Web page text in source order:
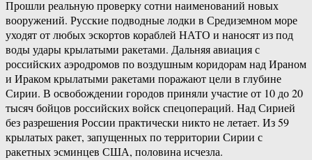
Прошли реальную проверку сотни наименований новых
вооружений. Русские подводные лодки в Средиземном море
уходят от любых эскортов кораблей НАТО и наносят из под
воды удары крылатыми ракетами. Дальняя авиация с
российских аэродромов по воздушным коридорам над Ираном
и Ираком крылатыми ракетами поражают цели в глубине
Сирии. В освобождении городов приняли участие от 10 до 20
тысяч бойцов российских войск спецопераций. Над Сирией
без разрешения России практически никто не летает. Из 59
крылатых ракет, запущенных по территории Сирии с
ракетных эсминцев США, половина исчезла.